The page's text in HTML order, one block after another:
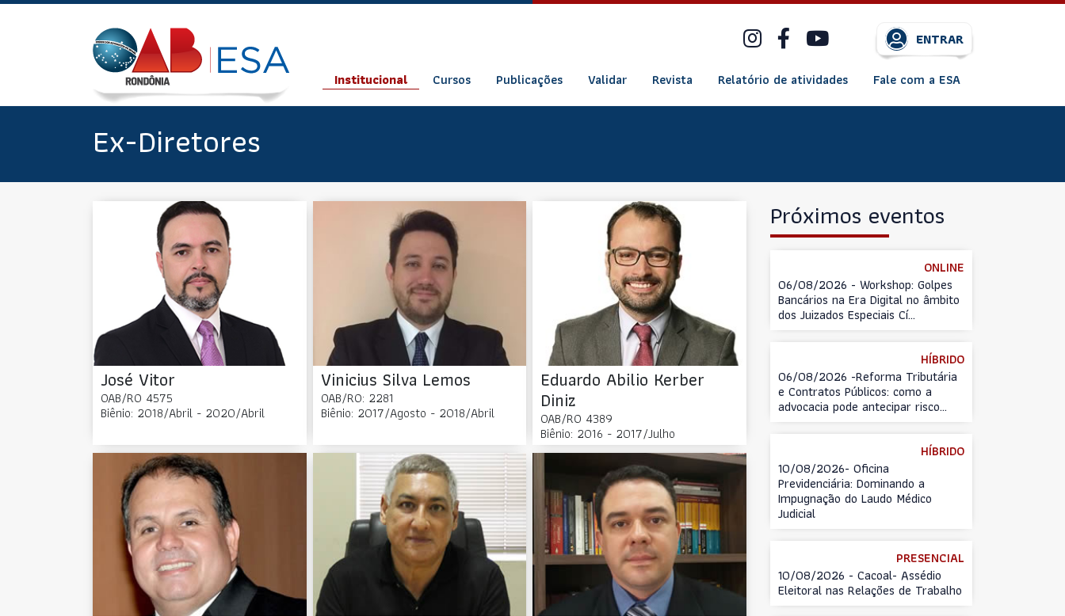
ENTRAR
Institucional Cursos Publicações Validar Revista Relatório de atividades Fale com a ESA
Ex-Diretores
José Vitor
OAB/RO 4575
Biênio: 2018/Abril - 2020/Abril
Vinicius Silva Lemos
OAB/RO: 2281
Biênio: 2017/Agosto - 2018/Abril
Eduardo Abilio Kerber
Diniz
OAB/RO 4389
Biênio: 2016 - 2017/Julho
Próximos eventos
ONLINE
06/08/2026 - Workshop: Golpes
Bancários na Era Digital no âmbito
dos Juizados Especiais Cí...
HÍBRIDO
06/08/2026 -Reforma Tributária
e Contratos Públicos: como a
advocacia pode antecipar risco...
HÍBRIDO
10/08/2026- Oficina
Previdenciária: Dominando a
Impugnação do Laudo Médico
Judicial
PRESENCIAL
10/08/2026 - Cacoal- Assédio
Eleitoral nas Relações de Trabalho